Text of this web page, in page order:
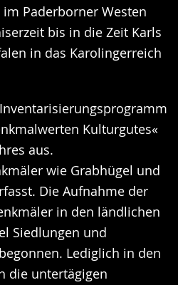
Paderborner Westen
bis in die Zeit Karls
in das Karolingerreich
Kulturgutes«
aus.
wie Grabhügel und
Die Aufnahme der
in den ländlichen
Siedlungen und
Lediglich in den
die untertägigen